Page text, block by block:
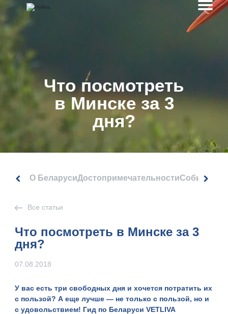
Что посмотреть
в Минске за 3
дня?
О БеларусиДостопримечательностиСобытия
Все статьи
Что посмотреть в Минске за 3
дня?
07.08.2018
У вас есть три свободных дня и хочется потратить их
с пользой? А еще лучше — не только с пользой, но и
с удовольствием! Гид по БеларусиVETLIVA